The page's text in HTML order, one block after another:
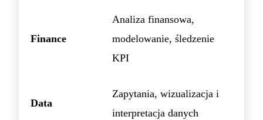
Finance
Analiza finansowa,
modelowanie, śledzenie
KPI
Data
Zapytania, wizualizacja i
interpretacja danych